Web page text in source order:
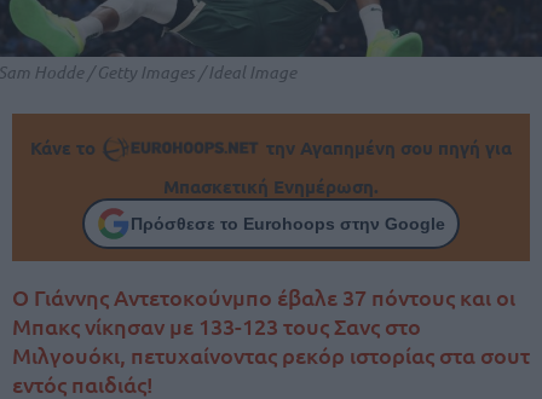
Hodde / Getty Images / Ideal Image
Κάνε το
την Αγαπημένη σου πηγή για
Μπασκετική Ενημέρωση.
Πρόσθεσε το Eurohoops στην Google
Ο Γιάννης Αντετοκούνμπο έβαλε 37 πόντους και οι
Μπακς νίκησαν με 133-123 τους Σανς στο
Μιλγουόκι, πετυχαίνοντας ρεκόρ ιστορίας στα σουτ
εντός παιδιάς!